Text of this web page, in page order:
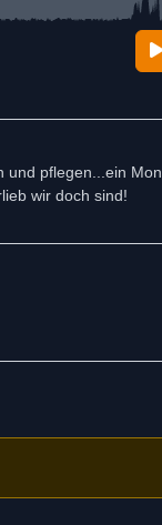
und pflegen...ein
wir doch sind!